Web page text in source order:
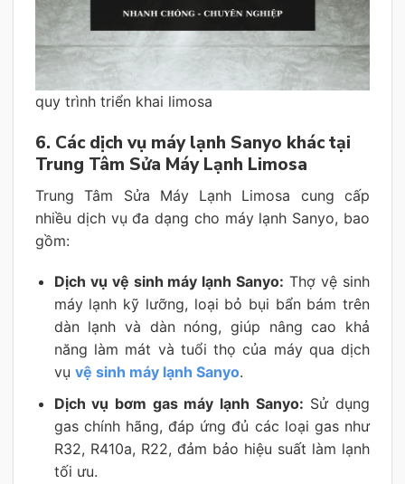
quy trình triển khai limosa
6. Các dịch vụ máy lạnh Sanyo khác tại
Trung Tâm Sửa Máy Lạnh Limosa
Trung Tâm Sửa Máy Lạnh Limosa cung cấp
nhiều dịch vụ đa dạng cho máy lạnh Sanyo, bao
gồm:
Dịch vụ vệ sinh máy lạnh Sanyo: Thợ vệ sinh
máy lạnh kỹ lưỡng, loại bỏ bụi bẩn bám trên
dàn lạnh và dàn nóng, giúp nâng cao khả
năng làm mát và tuổi thọ của máy qua dịch
vụ vệ sinh máy lạnh Sanyo.
Dịch vụ bơm gas máy lạnh Sanyo: Sử dụng
gas chính hãng, đáp ứng đủ các loại gas như
R32, R410a, R22, đảm bảo hiệu suất làm lạnh
tối ưu.